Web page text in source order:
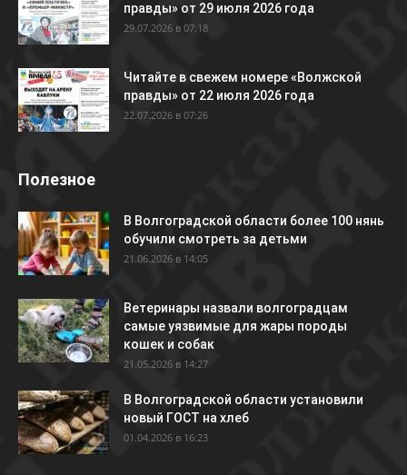
правды» от 29 июля 2026 года
29.07.2026 в 07:18
Читайте в свежем номере «Волжской
правды» от 22 июля 2026 года
22.07.2026 в 07:26
Полезное
В Волгоградской области более 100 нянь
обучили смотреть за детьми
21.06.2026 в 14:05
Ветеринары назвали волгоградцам
самые уязвимые для жары породы
кошек и собак
21.05.2026 в 14:27
В Волгоградской области установили
новый ГОСТ на хлеб
01.04.2026 в 16:23